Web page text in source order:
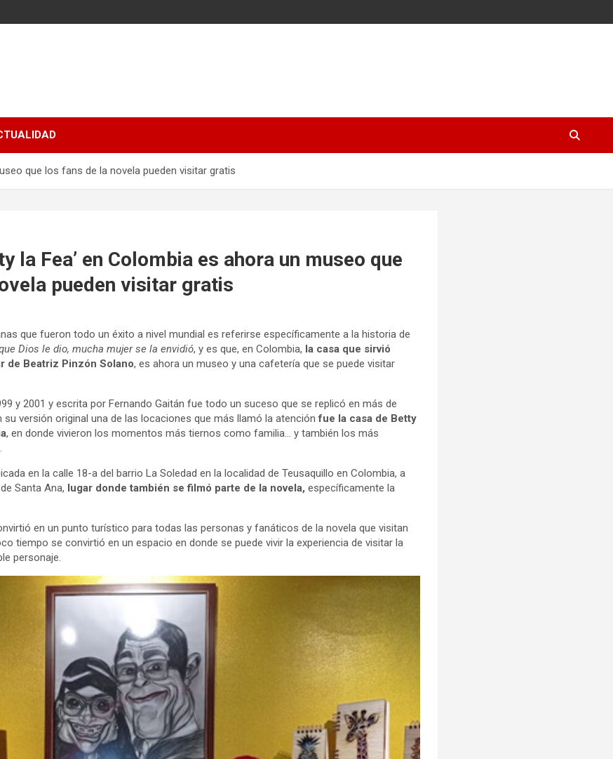
que los fans de la novela pueden visitar gratis
la Fea’ en Colombia es ahora un museo que
pueden visitar gratis
que fueron todo un éxito a nivel mundial es referirse específicamente a la historia de
Dios le dio, mucha mujer se la envidió, y es que, en Colombia, la casa que sirvió
de Beatriz Pinzón Solano, es ahora un museo y una cafetería que se puede visitar
y 2001 y escrita por Fernando Gaitán fue todo un suceso que se replicó en más de
su versión original una de las locaciones que más llamó la atenciónfue la casa de Betty
, en donde vivieron los momentos más tiernos como familia… y también los más
en la calle 18-a del barrio La Soledad en la localidad de Teusaquillo en Colombia, a
Santa Ana, lugar donde también se filmó parte de la novela,específicamente la
en un punto turístico para todas las personas y fanáticos de la novela que visitan
tiempo se convirtió en un espacio en donde se puede vivir la experiencia de visitar la
personaje.